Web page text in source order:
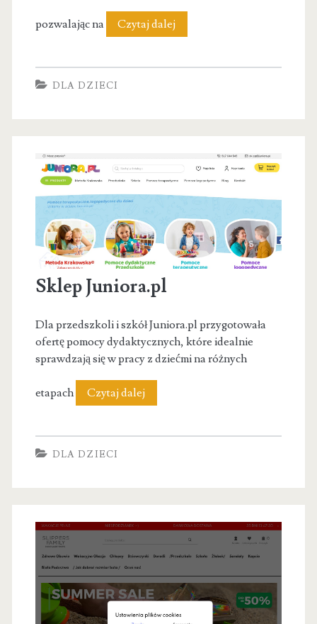
pozwalając na Czytaj dalejBahome
dla
DLA DZIECI
Sklep Juniora.pl
Dla przedszkoli i szkół Juniora.pl przygotowała
ofertę pomocy dydaktycznych, które idealnie
sprawdzają się w pracy z dziećmi na różnych
etapach Czytaj dalejSklep
DLA DZIECI